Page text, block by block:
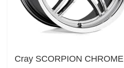
Cray SCORPION CHROME